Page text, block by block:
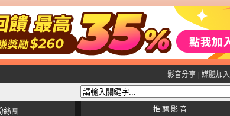
影音分享 媒體加入
絲團
推 薦 影 音